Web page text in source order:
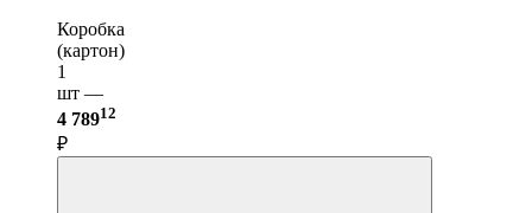
Коробка
(картон)
1
шт —
4 78912
₽